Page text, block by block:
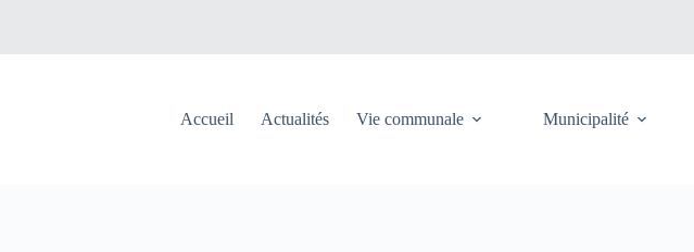
Accueil Actualités Vie communale Municipalité